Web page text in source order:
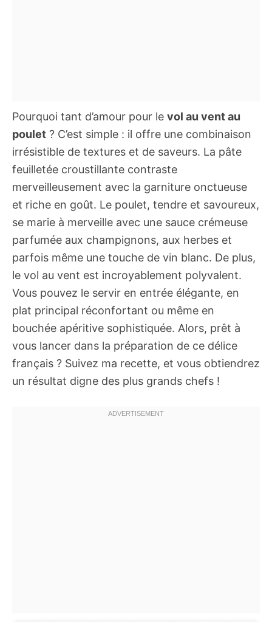
Pourquoi tant d’amour pour le vol au vent au
poulet ? C’est simple : il offre une combinaison
irrésistible de textures et de saveurs. La pâte
feuilletée croustillante contraste
merveilleusement avec la garniture onctueuse
et riche en goût. Le poulet, tendre et savoureux,
se marie à merveille avec une sauce crémeuse
parfumée aux champignons, aux herbes et
parfois même une touche de vin blanc. De plus,
le vol au vent est incroyablement polyvalent.
Vous pouvez le servir en entrée élégante, en
plat principal réconfortant ou même en
bouchée apéritive sophistiquée. Alors, prêt à
vous lancer dans la préparation de ce délice
français ? Suivez ma recette, et vous obtiendrez
un résultat digne des plus grands chefs !